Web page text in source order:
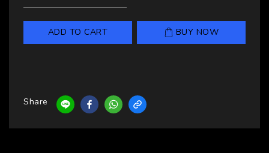
ADD TO CART BUY NOW
Share